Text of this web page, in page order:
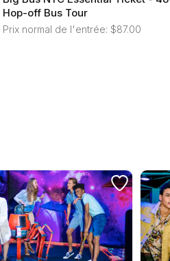
Hop-off Bus Tour
Prix normal de l'entrée: $87.00